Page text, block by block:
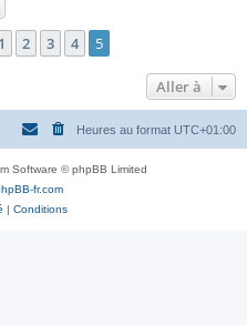
Précédente
1 2 3 4 5
Aller à
Heures au format UTC+01:00
Software © phpBB Limited
fr.com
| Conditions